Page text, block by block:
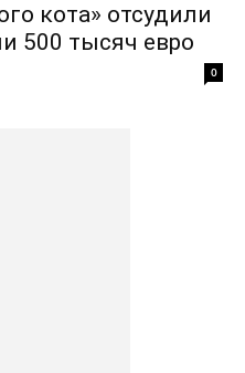
кота» отсудили
500 тысяч евро
0